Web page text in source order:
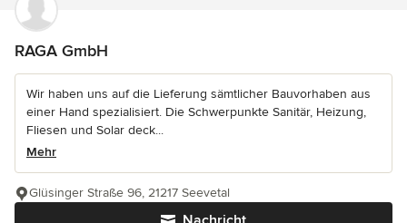
RAGA GmbH
Wir haben uns auf die Lieferung sämtlicher Bauvorhaben aus
einer Hand spezialisiert. Die Schwerpunkte Sanitär, Heizung,
Fliesen und Solar deck...
Mehr
Glüsinger Straße 96, 21217 Seevetal